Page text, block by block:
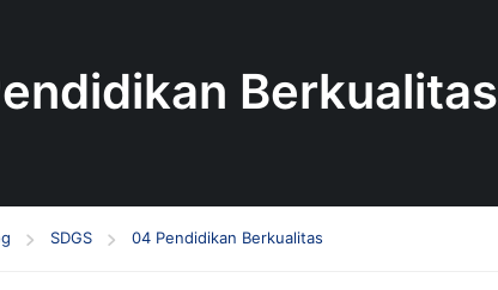
Berkualitas
SDGS 04 Pendidikan Berkualitas